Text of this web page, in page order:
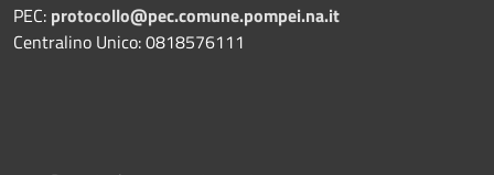
PEC: protocollo@pec.comune.pompei.na.it
Centralino Unico: 0818576111